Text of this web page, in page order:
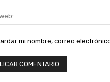
mi nombre, correo